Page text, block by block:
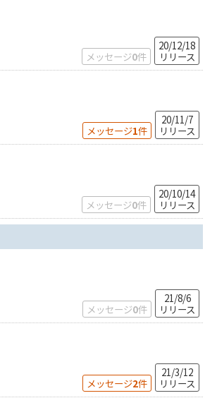
メッセージ0件
20/12/18
リリース
メッセージ1件
20/11/7
リリース
メッセージ0件
20/10/14
リリース
メッセージ0件
21/8/6
リリース
メッセージ2件
21/3/12
リリース